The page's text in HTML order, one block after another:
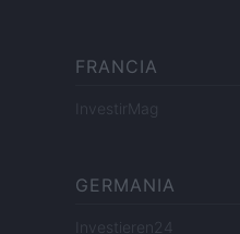
FRANCIA
InvestirMag
GERMANIA
Investieren24